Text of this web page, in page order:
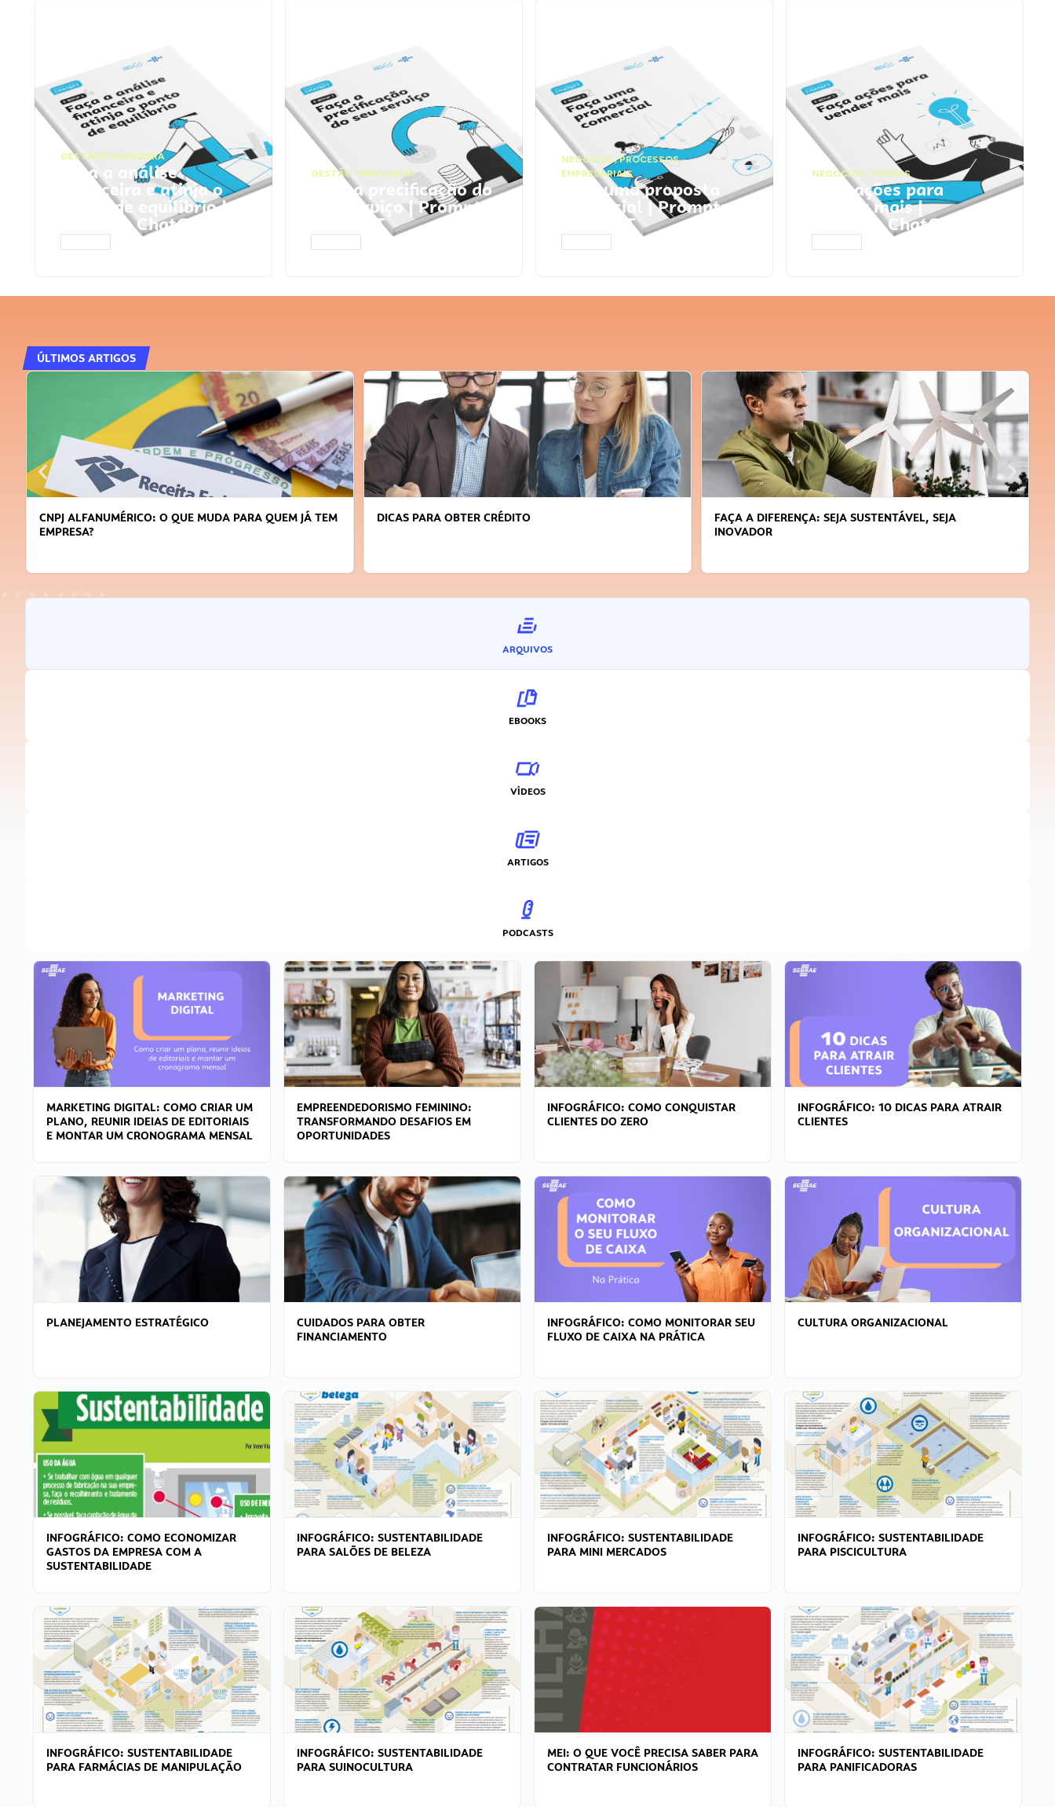
GESTÃO FINANCEIRA
Faça a análise
financeira e atinja o
ponto de equilíbrio |
Prompts ChatGPT
GESTÃO FINANCEIRA
Faça a precificação do
seu serviço | Prompts
ChatGPT
NEGÓCIOS,PROCESSOS
EMPRESARIAIS
Faça uma proposta
comercial | Prompts
ChatGPT
NEGÓCIOS, VENDAS
Faça ações para
vender mais |
Prompts ChatGPT
ÚLTIMOS ARTIGOS
CNPJ ALFANUMÉRICO: O QUE MUDA PARA QUEM JÁ TEM
EMPRESA?
DICAS PARA OBTER CRÉDITO
FAÇA A DIFERENÇA: SEJA SUSTENTÁVEL, SEJA
INOVADOR
ARQUIVOS
EBOOKS
VÍDEOS
ARTIGOS
PODCASTS
MARKETING DIGITAL: COMO CRIAR UM
PLANO, REUNIR IDEIAS DE EDITORIAIS
E MONTAR UM CRONOGRAMA MENSAL
EMPREENDEDORISMO FEMININO:
TRANSFORMANDO DESAFIOS EM
OPORTUNIDADES
INFOGRÁFICO: COMO CONQUISTAR
CLIENTES DO ZERO
INFOGRÁFICO: 10 DICAS PARA ATRAIR
CLIENTES
PLANEJAMENTO ESTRATÉGICO
CUIDADOS PARA OBTER
FINANCIAMENTO
INFOGRÁFICO: COMO MONITORAR SEU
FLUXO DE CAIXA NA PRÁTICA
CULTURA ORGANIZACIONAL
INFOGRÁFICO: COMO ECONOMIZAR
GASTOS DA EMPRESA COM A
SUSTENTABILIDADE
INFOGRÁFICO: SUSTENTABILIDADE
PARA SALÕES DE BELEZA
INFOGRÁFICO: SUSTENTABILIDADE
PARA MINI MERCADOS
INFOGRÁFICO: SUSTENTABILIDADE
PARA PISCICULTURA
INFOGRÁFICO: SUSTENTABILIDADE
PARA FARMÁCIAS DE MANIPULAÇÃO
INFOGRÁFICO: SUSTENTABILIDADE
PARA SUINOCULTURA
MEI: O QUE VOCÊ PRECISA SABER PARA
CONTRATAR FUNCIONÁRIOS
INFOGRÁFICO: SUSTENTABILIDADE
PARA PANIFICADORAS